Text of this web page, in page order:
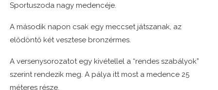
Sportuszoda nagy medencéje.
A második napon csak egy meccset játszanak, az
elődöntő két vesztese bronzérmes.
A versenysorozatot egy kivétellel a “rendes szabályok”
szerint rendezik meg. A pálya itt most a medence 25
méteres része.